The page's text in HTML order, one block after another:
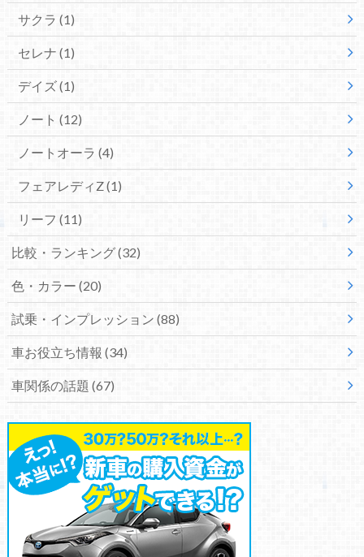
サクラ (1)
セレナ (1)
デイズ(1)
ノート (12)
ノートオーラ (4)
フェアレディZ(1)
リーフ (11)
比較・ランキング(32)
色・カラー (20)
試乗・インプレッション (88)
車お役立ち情報 (34)
車関係の話題 (67)